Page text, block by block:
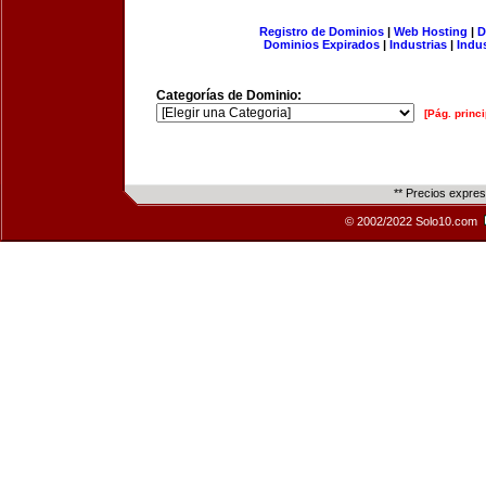
Registro de Dominios| Web Hosting |
Dominios Expirados | Industrias |
Categorías de Dominio:
[Pág.
** Precios
© 2002/2022 Solo10.com